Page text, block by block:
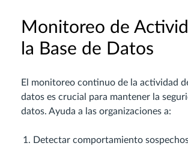
Monitoreo de
la Base de Datos
El monitoreo continuo de la actividad
datos es crucial para mantener la
datos. Ayuda a las organizaciones a:
Detectar comportamiento